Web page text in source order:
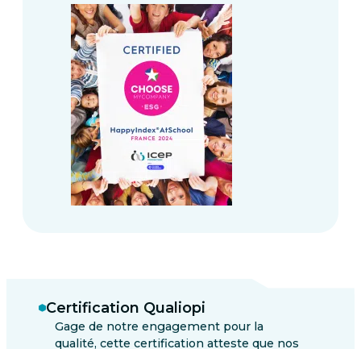
Certification Qualiopi
Gage de notre engagement pour la
qualité, cette certification atteste que nos